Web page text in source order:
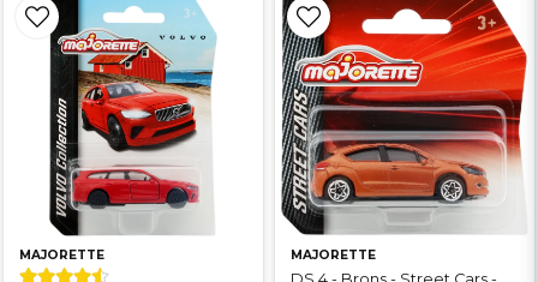
MAJORETTE MAJORETTE